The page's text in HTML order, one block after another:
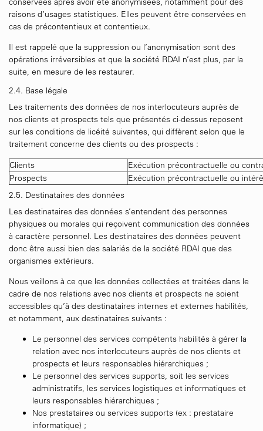
raisons d’usages statistiques. Elles peuvent être conservées en
cas de précontentieux et contentieux.
Il est rappelé que la suppression ou l’anonymisation sont des
opérations irréversibles et que la société RDAI n’est plus, par la
suite, en mesure de les restaurer.
2.4. Base légale
Les traitements des données de nos interlocuteurs auprès de
nos clients et prospects tels que présentés ci-dessus reposent
sur les conditions de licéité suivantes, qui diffèrent selon que le
traitement concerne des clients ou des prospects :
Clients
Exécution précontractuelle ou
Prospects
Exécution précontractuelle ou
2.5. Destinataires des données
Les destinataires des données s’entendent des personnes
physiques ou morales qui reçoivent communication des données
à caractère personnel. Les destinataires des données peuvent
donc être aussi bien des salariés de la société RDAI que des
organismes extérieurs.
Nous veillons à ce que les données collectées et traitées dans le
cadre de nos relations avec nos clients et prospects ne soient
accessibles qu’à des destinataires internes et externes habilités,
et notamment, aux destinataires suivants :
Le personnel des services compétents habilités à gérer la
relation avec nos interlocuteurs auprès de nos clients et
prospects et leurs responsables hiérarchiques ;
Le personnel des services supports, soit les services
administratifs, les services logistiques et informatiques et
leurs responsables hiérarchiques ;
Nos prestataires ou services supports (ex : prestataire
informatique) ;